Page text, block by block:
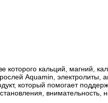
которого кальций, магний,
Aquamin,
который помогает